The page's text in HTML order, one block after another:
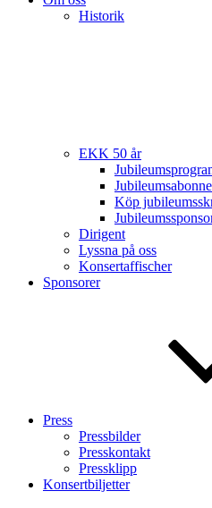
Historik
EKK 50 år
Köp
Dirigent
Lyssna på oss
Konsertaffischer
Sponsorer
Press
Pressbilder
Presskontakt
Pressklipp
Konsertbiljetter